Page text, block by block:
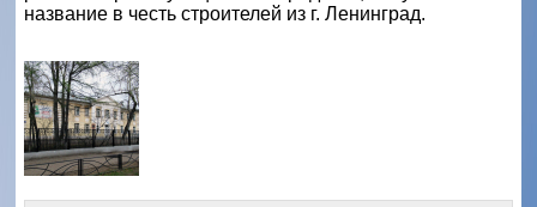
название в честь строителей из г. Ленинград.